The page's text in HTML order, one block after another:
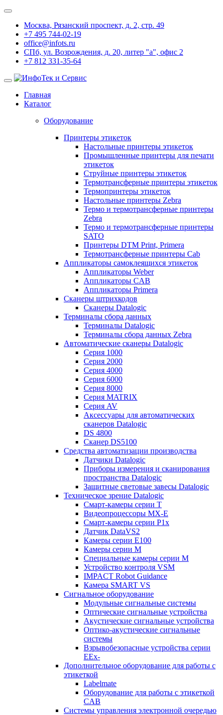
Москва, Рязанский проспект, д. 2, стр. 49
+7 495 744-02-19
office@infots.ru
СПб, ул. Возрождения, д. 20, литер "a", офис 2
+7 812 331-35-64
Главная
Каталог
Оборудование
Принтеры этикеток
Настольные принтеры этикеток
Промышленные принтеры для печати
этикеток
Струйные принтеры этикеток
Термотрансферные принтеры этикеток
Термопринтеры этикеток
Настольные принтеры Zebra
Термо и термотрансферные принтеры
Zebra
Термо и термотрансферные принтеры
SATO
Принтеры DTM Print, Primera
Термотрансферные принтеры Cab
Аппликаторы самоклеящихся этикеток
Аппликаторы Weber
Аппликаторы CAB
Аппликаторы Primera
Сканеры штрихкодов
Сканеры Datalogic
Терминалы сбора данных
Терминалы Datalogic
Терминалы сбора данных Zebra
Автоматические сканеры Datalogic
Серия 1000
Серия 2000
Серия 4000
Серия 6000
Серия 8000
Серия MATRIX
Серия AV
Аксессуары для автоматических
сканеров Datalogic
DS 4800
Сканер DS5100
Средства автоматизации производства
Датчики Datalogic
Приборы измерения и сканирования
пространства Datalogic
Защитные световые завесы Datalogic
Техническое зрение Datalogic
Смарт-камеры серии T
Видеопроцессоры MX-E
Смарт-камеры серии P1x
Датчик DataVS2
Камеры серии E100
Камеры серии M
Специальные камеры серии M
Устройство контроля VSM
IMPACT Robot Guidance
Камера SMART VS
Cигнальное оборудование
Модульные сигнальные системы
Оптические сигнальные устройства
Акустические сигнальные устройства
Оптико-акустические сигнальные
системы
Взрывобезопасные устройства серии
EEx-
Дополнительное оборудование для работы с
этикеткой
Labelmate
Оборудование для работы с этикеткой
CAB
Системы управления электронной очередью